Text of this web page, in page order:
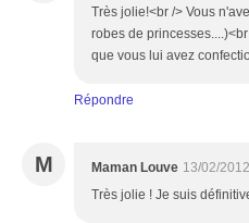
Très jolie!<br /> Vous
robes de
que vous lui avez
Répondre
M Maman Louve 13/02/
Très jolie ! Je suis